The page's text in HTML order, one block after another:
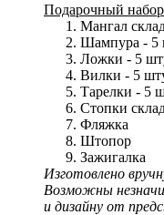
Подарочный
Мангал
Шампура - 5
Ложки - 5
Вилки - 5
Тарелки - 5
Стопки
Фляжка
Штопор
Зажигалка
Изготовлено
Возможны
и дизайну от